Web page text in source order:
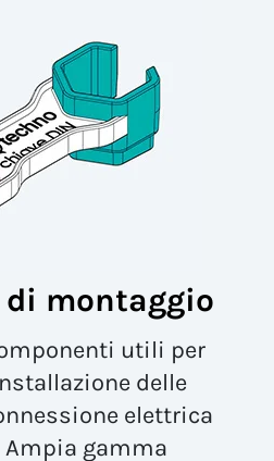
montaggio
utili per
delle
elettrica
Ampia gamma